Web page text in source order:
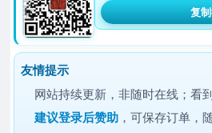
复
友情提示
网站持续更新，非随时在线；看
建议登录后赞助 ，可保存订单，